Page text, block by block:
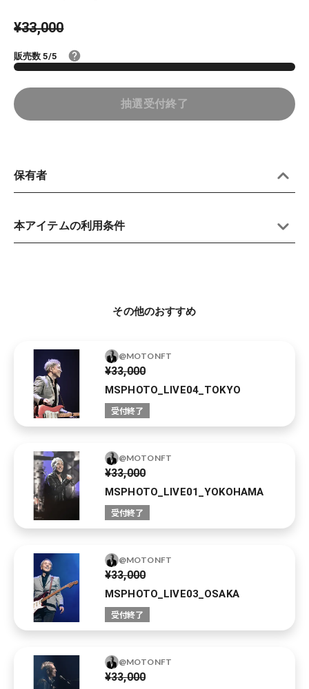
※ 当選後のNFT付与は2023/01/23（月）、額装ポスターの発送は2月上旬
※ 抽選結果は、すべての応募者にメールにてご連絡いたします。詳細につ
いては下記リンクより「NFT抽選販売応募規約」をご確認ください。
¥33,000
販売数 5/5
抽選受付終了
保有者
本アイテムの利用条件
その他のおすすめ
@MOTONFT
¥33,000
MSPHOTO_LIVE04_TOKYO
受付終了
@MOTONFT
¥33,000
MSPHOTO_LIVE01_YOKOHAMA
受付終了
@MOTONFT
¥33,000
MSPHOTO_LIVE03_OSAKA
受付終了
@MOTONFT
¥33,000